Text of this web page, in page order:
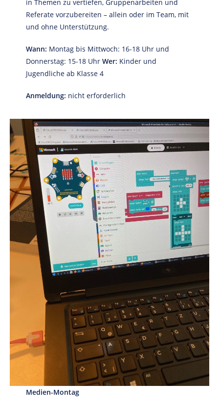
in Themen zu vertiefen, Gruppenarbeiten und
Referate vorzubereiten – allein oder im Team, mit
und ohne Unterstützung.
Wann: Montag bis Mittwoch: 16-18 Uhr und
Donnerstag: 15-18 Uhr Wer: Kinder und
Jugendliche ab Klasse 4
Anmeldung: nicht erforderlich
Medien-Montag